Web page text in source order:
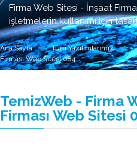
Firma Web Sitesi - İnşaat
işletmelerin kullanımı için
Ana Sayfa Tüm Yazılımlarımız
Firması Web Sitesi 084
TemizWeb - Firma
Firması Web Sitesi